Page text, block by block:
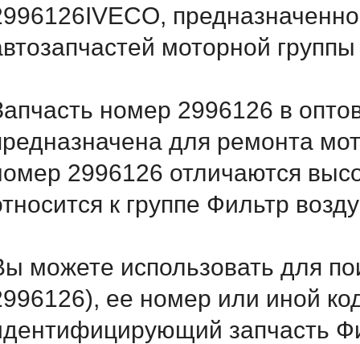
моторной
номер 2996126 в
для ремонта
2996126 отличаются
к группе Фильтр
можете использовать для
ее номер или иной
запчасть